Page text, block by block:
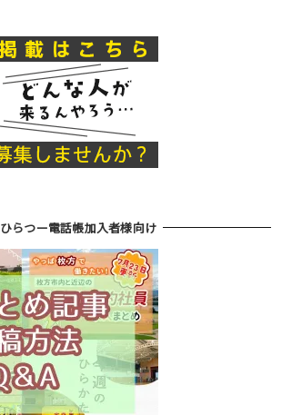
ひらつー電話帳加入者様向け